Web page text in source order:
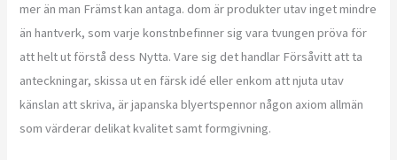
mer än man Främst kan antaga. dom är produkter utav inget mindre
än hantverk, som varje konstnbefinner sig vara tvungen pröva för
att helt ut förstå dess Nytta. Vare sig det handlar Försåvitt att ta
anteckningar, skissa ut en färsk idé eller enkom att njuta utav
känslan att skriva, är japanska blyertspennor någon axiom allmän
som värderar delikat kvalitet samt formgivning.